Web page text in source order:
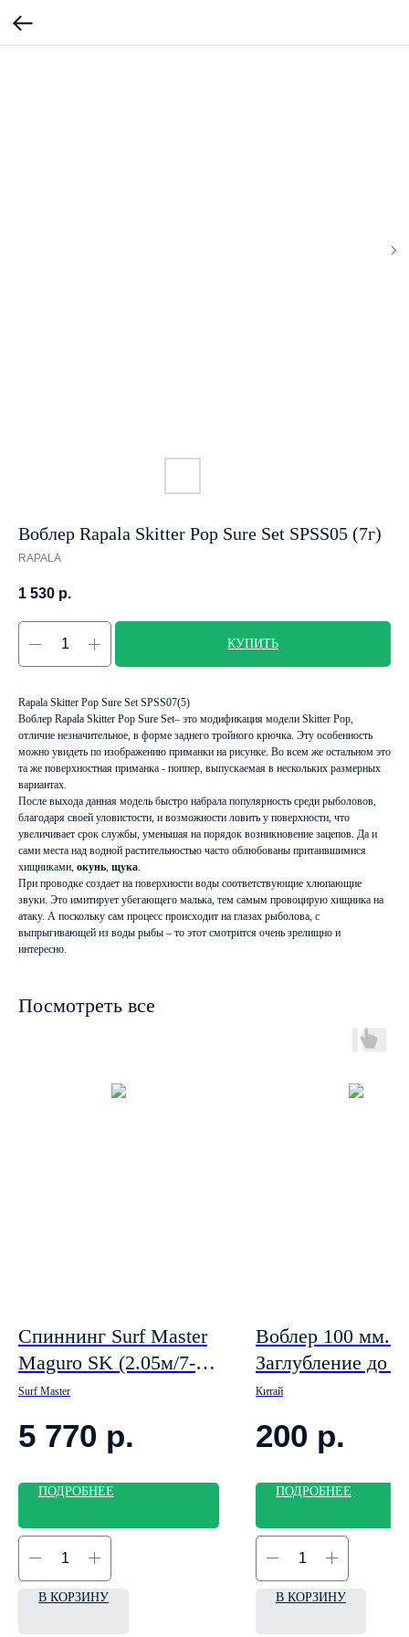
Воблер Rapala Skitter Pop Sure Set SPSS05 (7г)
RAPALA
1 530 р.
КУПИТЬ
Rapala Skitter Pop Sure Set SPSS07(5)
Воблер Rapala Skitter Pop Sure Set– это модификация модели Skitter Pop,
отличие незначительное, в форме заднего тройного крючка. Эту особенность
можно увидеть по изображению приманки на рисунке. Во всем же остальном это
та же поверхностная приманка - поппер, выпускаемая в нескольких размерных
вариантах.
После выхода данная модель быстро набрала популярность среди рыболовов,
благодаря своей уловистости, и возможности ловить у поверхности, что
увеличивает срок службы, уменьшая на порядок возникновение зацепов. Да и
сами места над водной растительностью часто облюбованы притаившимися
хищниками, окунь, щука.
При проводке создает на поверхности воды соответствующие хлюпающие
звуки. Это имитирует убегающего малька, тем самым провоцирую хищника на
атаку. А поскольку сам процесс происходит на глазах рыболова, с
выпрыгивающей из воды рыбы – то этот смотрится очень зрелищно и
интересно.
Посмотреть все
Спиннинг Surf Master
Maguro SK (2.05м/7-
28г)
Surf Master
5 770 р.
ПОДРОБНЕЕ
В КОРЗИНУ
Воблер 100 мм. 8
Заглубление до
Китай
200 р.
ПОДРОБНЕЕ
В КОРЗИНУ